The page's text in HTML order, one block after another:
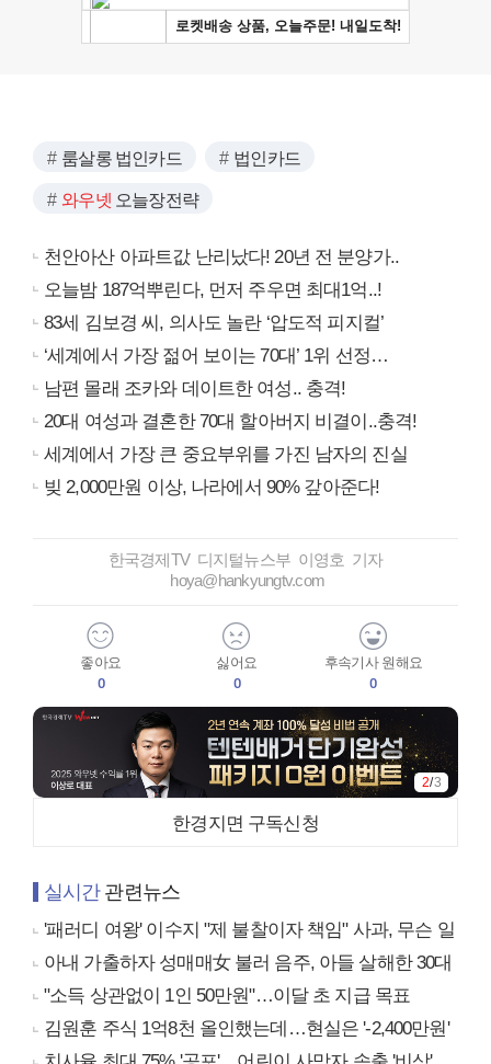
룸살롱 법인카드 법인카드
와우넷 오늘장전략
천안아산 아파트값 난리났다! 20년 전 분양가..
오늘밤 187억뿌린다, 먼저 주우면 최대1억..!
83세 김보경 씨, 의사도 놀란 ‘압도적 피지컬’
‘세계에서 가장 젊어 보이는 70대’ 1위 선정…
남편 몰래 조카와 데이트한 여성.. 충격!
20대 여성과 결혼한 70대 할아버지 비결이..충격!
세계에서 가장 큰 중요부위를 가진 남자의 진실
빚 2,000만원 이상, 나라에서 90% 갚아준다!
한국경제TV 디지털뉴스부 이영호 기자
hoya@hankyungtv.com
좋아요
0
싫어요
0
후속기사 원해요
0
2/3
한경지면 구독신청
실시간관련뉴스
'패러디 여왕' 이수지 "제 불찰이자 책임" 사과, 무슨 일
아내 가출하자 성매매女 불러 음주, 아들 살해한 30대
"소득 상관없이 1인 50만원"…이달 초 지급 목표
김원훈 주식 1억8천 올인했는데…현실은 '-2,400만원'